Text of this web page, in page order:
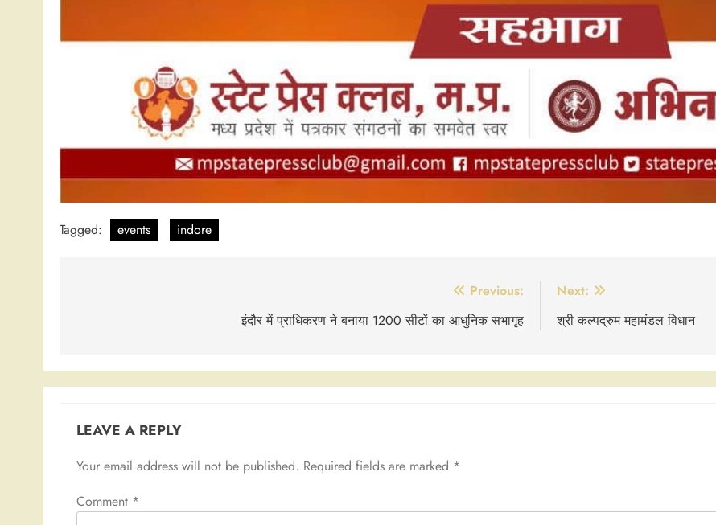
Tagged: events indore
Previous:
इंदौर में प्राधिकरण ने बनाया 1200 सीटों का आधुनिक सभागृह
Next:
श्री कल्पद्रुम महामंडल विधान
LEAVE A REPLY
Your email address will not be published. Required fields are marked *
Comment *